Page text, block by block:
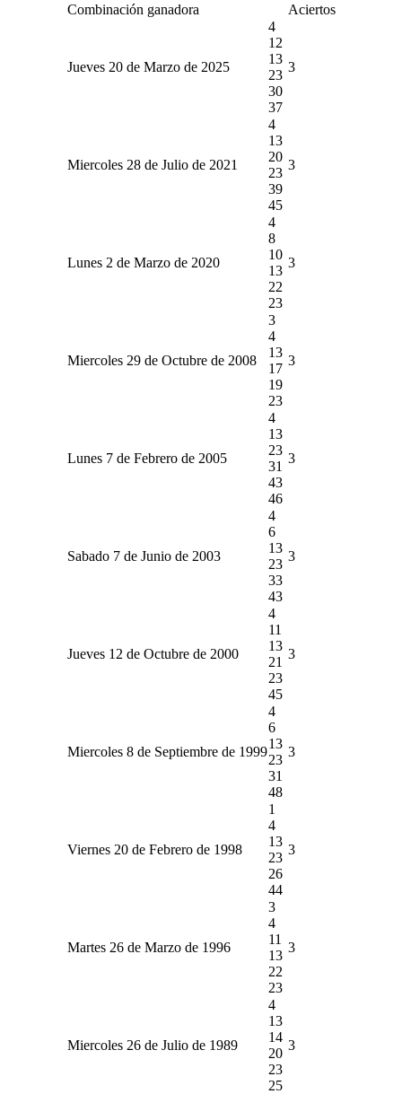
Combinación ganadora Aciertos
Jueves 20 de Marzo de 2025
4
12
13
23
30
37
3
Miercoles 28 de Julio de 2021
4
13
20
23
39
45
3
Lunes 2 de Marzo de 2020
4
8
10
13
22
23
3
Miercoles 29 de Octubre de 2008
3
4
13
17
19
23
3
Lunes 7 de Febrero de 2005
4
13
23
31
43
46
3
Sabado 7 de Junio de 2003
4
6
13
23
33
43
3
Jueves 12 de Octubre de 2000
4
11
13
21
23
45
3
Miercoles 8 de Septiembre de 1999
4
6
13
23
31
48
3
Viernes 20 de Febrero de 1998
1
4
13
23
26
44
3
Martes 26 de Marzo de 1996
3
4
11
13
22
23
3
Miercoles 26 de Julio de 1989
4
13
14
20
23
25
3